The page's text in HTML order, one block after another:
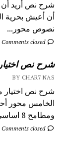
شرح نص أريد أن
نصوص محور...
Comments closed
شرح نص
BY CHAR7 NAS
الخامس محور
ومطامح 8 اساسي - تحضير...
Comments closed